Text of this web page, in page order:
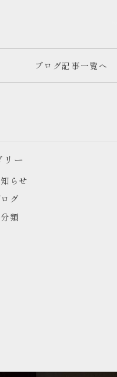
ブログ記事一覧へ
リー
らせ
グ
類